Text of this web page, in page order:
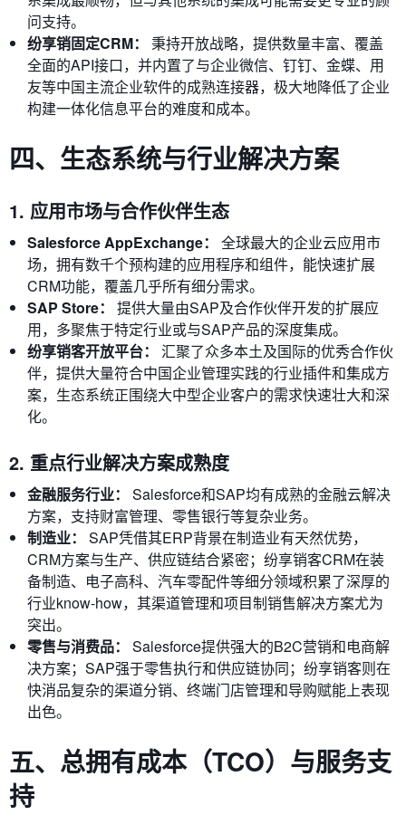
问支持。
纷享销固定CRM：
秉持开放战略，提供数量丰富、覆盖
全面的API接口，并内置了与企业微信、钉钉、金蝶、用
友等中国主流企业软件的成熟连接器，极大地降低了企业
构建一体化信息平台的难度和成本。
四、生态系统与行业解决方案
1. 应用市场与合作伙伴生态
Salesforce AppExchange：
全球最大的企业云应用市
场，拥有数千个预构建的应用程序和组件，能快速扩展
CRM功能，覆盖几乎所有细分需求。
SAP Store：
提供大量由SAP及合作伙伴开发的扩展应
用，多聚焦于特定行业或与SAP产品的深度集成。
纷享销客开放平台：
汇聚了众多本土及国际的优秀合作伙
伴，提供大量符合中国企业管理实践的行业插件和集成方
案，生态系统正围绕大中型企业客户的需求快速壮大和深
化。
2. 重点行业解决方案成熟度
金融服务行业：
Salesforce和SAP均有成熟的金融云解决
方案，支持财富管理、零售银行等复杂业务。
制造业：
SAP凭借其ERP背景在制造业有天然优势，
CRM方案与生产、供应链结合紧密；纷享销客CRM在装
备制造、电子高科、汽车零配件等细分领域积累了深厚的
行业know-how，其渠道管理和项目制销售解决方案尤为
突出。
零售与消费品：
Salesforce提供强大的B2C营销和电商解
决方案；SAP强于零售执行和供应链协同；纷享销客则在
快消品复杂的渠道分销、终端门店管理和导购赋能上表现
出色。
五、总拥有成本（TCO）与服务支
持